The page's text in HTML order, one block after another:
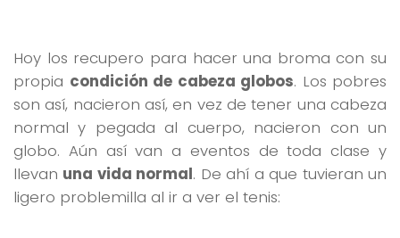
Hoy los recupero para hacer una broma con su
propia condición de cabeza globos. Los pobres
son así, nacieron así, en vez de tener una cabeza
normal y pegada al cuerpo, nacieron con un
globo. Aún así van a eventos de toda clase y
llevan una vida normal. De ahí a que tuvieran un
ligero problemilla al ir a ver el tenis: